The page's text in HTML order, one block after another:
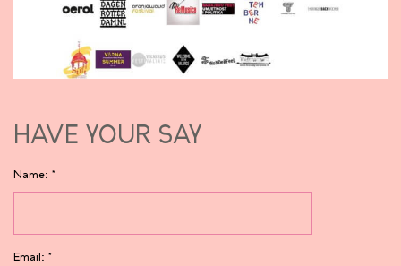
HAVE YOUR SAY
Name: *
Email: *